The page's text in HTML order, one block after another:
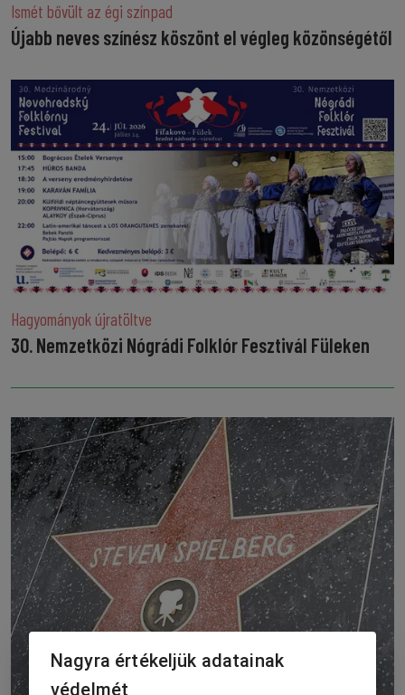
Ismét bővült az égi színpad
Újabb neves színész köszönt el végleg közönségétől
Hagyományok újratöltve
30. Nemzetközi Nógrádi Folklór Fesztivál Füleken
Nagyra értékeljük adatainak
védelmét